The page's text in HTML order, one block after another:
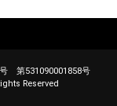
第531090001858号
Reserved